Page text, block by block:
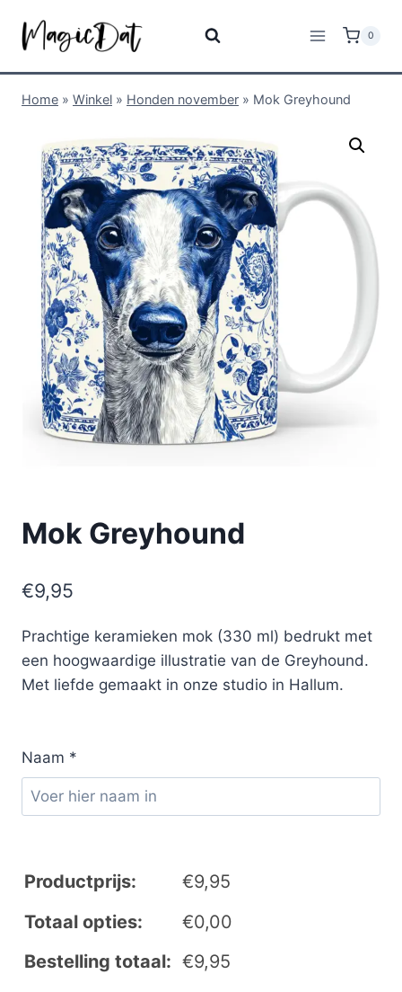
0
Home » Winkel » Honden november » Mok Greyhound
Mok Greyhound
€9,95
Prachtige keramieken mok (330 ml) bedrukt met
een hoogwaardige illustratie van de Greyhound.
Met liefde gemaakt in onze studio in Hallum.
Naam *
Productprijs: €9,95
Totaal opties:
€0,00
Bestelling totaal: €9,95